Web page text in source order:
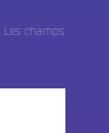
Les champs